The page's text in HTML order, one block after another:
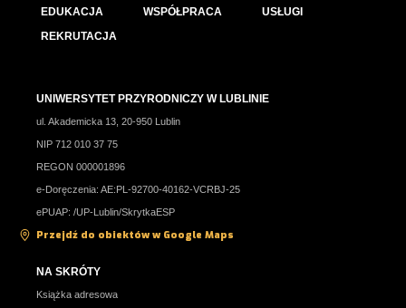
EDUKACJA
WSPÓŁPRACA
USŁUGI
REKRUTACJA
UNIWERSYTET PRZYRODNICZY W LUBLINIE
ul. Akademicka 13, 20-950 Lublin
NIP 712 010 37 75
REGON 000001896
e-Doręczenia: AE:PL-92700-40162-VCRBJ-25
ePUAP: /UP-Lublin/SkrytkaESP
Przejdź do obiektów w Google Maps
NA SKRÓTY
Książka adresowa